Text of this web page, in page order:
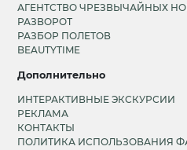
АГЕНТСТВО ЧРЕЗВЫЧАЙНЫХ
РАЗВОРОТ
РАЗБОР ПОЛЕТОВ
BEAUTYTIME
Дополнительно
ИНТЕРАКТИВНЫЕ ЭКСКУРСИИ
РЕКЛАМА
КОНТАКТЫ
ПОЛИТИКА ИСПОЛЬЗОВАНИЯ